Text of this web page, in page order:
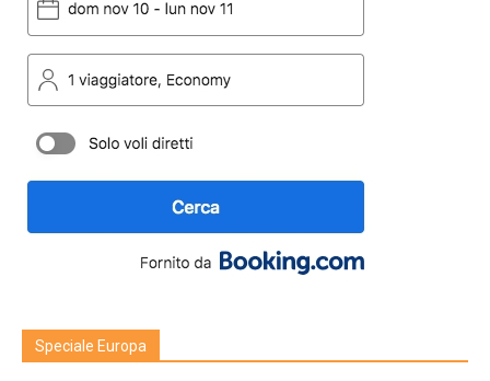
Speciale Europa